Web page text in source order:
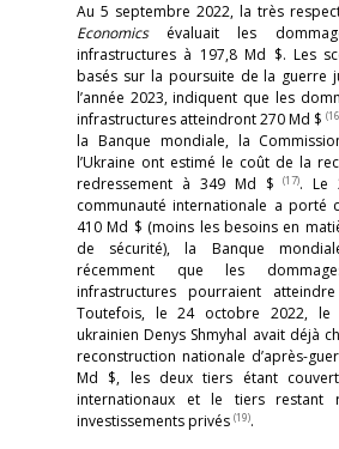
Au 5 septembre 2022, la très
Economicsévaluait les
infrastructures à 197,8 Md $. Les
basés sur la poursuite de la guerre
l’année 2023, indiquent que les
infrastructures atteindront 270 Md $
la Banque mondiale, la
l’Ukraine ont estimé le coût de la
redressement à 349 Md $(17). Le
communauté internationale a porté
410 Md $ (moins les besoins en
de sécurité), la Banque
récemment que les
infrastructures pourraient
Toutefois, le 24 octobre 2022, le
ukrainien Denys Shmyhal avait déjà
reconstruction nationale d’après-
Md $, les deux tiers étant
internationaux et le tiers restant
investissements privés (19).